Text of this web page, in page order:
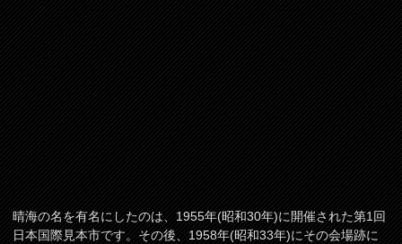
晴海の名を有名にしたのは、1955年(昭和30年)に開催された第1回
日本国際見本市です。その後、1958年(昭和33年)にその会場跡に